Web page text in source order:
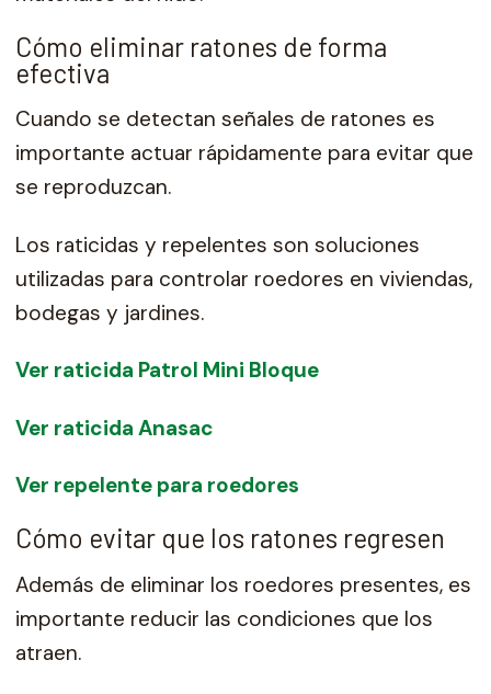
Cómo eliminar ratones de forma
efectiva
Cuando se detectan señales de ratones es
importante actuar rápidamente para evitar que
se reproduzcan.
Los raticidas y repelentes son soluciones
utilizadas para controlar roedores en viviendas,
bodegas y jardines.
Ver raticida Patrol Mini Bloque
Ver raticida Anasac
Ver repelente para roedores
Cómo evitar que los ratones regresen
Además de eliminar los roedores presentes, es
importante reducir las condiciones que los
atraen.